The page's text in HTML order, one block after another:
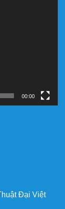
00:00
Đại Việt